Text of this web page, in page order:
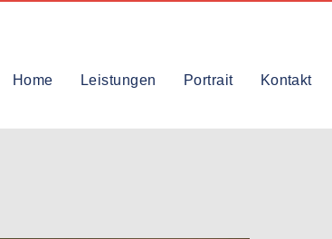
Home Leistungen Portrait Kontakt